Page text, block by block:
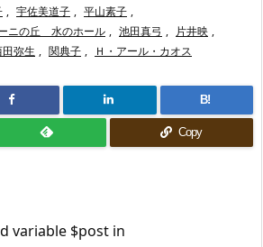
, 宇佐美道子 , 平山素子 ,
ニの丘 水のホール , 池田真弓 , 片井映 ,
田弥生 , 関典子 , Ｈ・アール・カオス
B!
Copy
variable $post in